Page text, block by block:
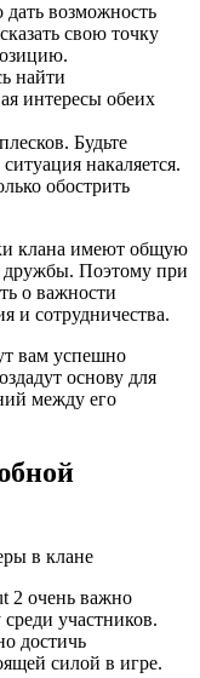
возможность
свою точку
найти
интересы обеих
Будьте
накаляется.
обострить
клана имеют общую
дружбы. Поэтому при
о важности
и сотрудничества.
вам успешно
основу для
между его
в клане
2 очень важно
участников.
достичь
силой в игре.